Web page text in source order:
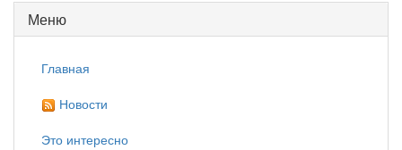
Меню
Главная
Новости
Это интересно